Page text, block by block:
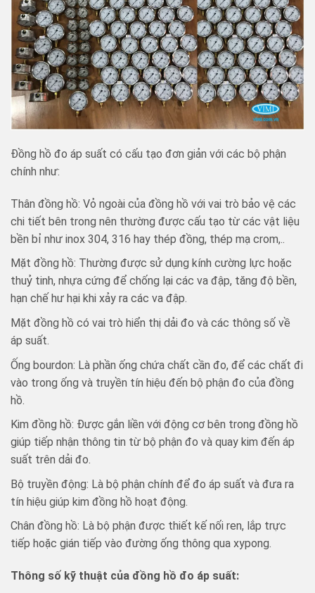
Đồng hồ đo áp suất có cấu tạo đơn giản với các bộ phận
chính như:
Thân đồng hồ: Vỏ ngoài của đồng hồ với vai trò bảo vệ các
chi tiết bên trong nên thường được cấu tạo từ các vật liệu
bền bỉ như inox 304, 316 hay thép đồng, thép mạ crom,..
Mặt đồng hồ: Thường được sử dụng kính cường lực hoặc
thuỷ tinh, nhựa cứng để chống lại các va đập, tăng độ bền,
hạn chế hư hại khi xảy ra các va đập.
Mặt đồng hồ có vai trò hiển thị dải đo và các thông số về
áp suất.
Ống bourdon: Là phần ống chứa chất cần đo, để các chất đi
vào trong ống và truyền tín hiệu đến bộ phận đo của đồng
hồ.
Kim đồng hồ: Được gắn liền với động cơ bên trong đồng hồ
giúp tiếp nhận thông tin từ bộ phận đo và quay kim đến áp
suất trên dải đo.
Bộ truyền động: Là bộ phận chính để đo áp suất và đưa ra
tín hiệu giúp kim đồng hồ hoạt động.
Chân đồng hồ: Là bộ phận được thiết kế nối ren, lắp trực
tiếp hoặc gián tiếp vào đường ống thông qua xypong.
Thông số kỹ thuật của đồng hồ đo áp suất: